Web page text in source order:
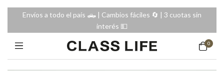
Envíos a todo el país 🛻 | Cambios fáciles 🔄️ | 3 cuotas sin
interés 💵
0